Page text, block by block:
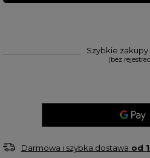
Szybkie zakupy
(bez
Darmowa i szybka dostawa od